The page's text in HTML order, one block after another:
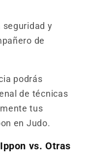
seguridad y
de
podrás
de técnicas
tus
en Judo.
vs. Otras